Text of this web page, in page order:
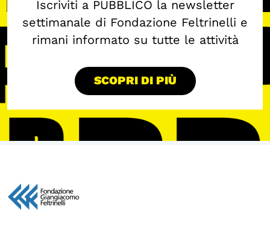
Iscriviti a PUBBLICO la newsletter
settimanale di Fondazione Feltrinelli e
rimani informato su tutte le attività
SCOPRI DI PIÙ